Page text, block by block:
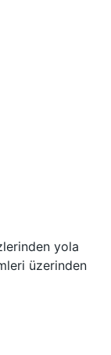
yola
üzerinden